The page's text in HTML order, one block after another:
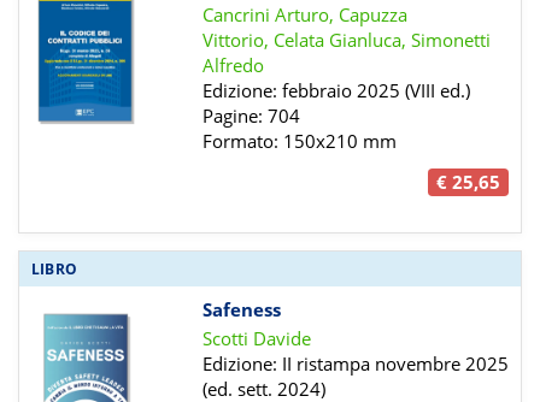
Cancrini Arturo, Capuzza
Vittorio, Celata Gianluca, Simonetti
Alfredo
Edizione: febbraio 2025 (VIII ed.)
Pagine: 704
Formato: 150x210 mm
€ 25,65
LIBRO
Safeness
Scotti Davide
Edizione: II ristampa novembre 2025
(ed. sett. 2024)